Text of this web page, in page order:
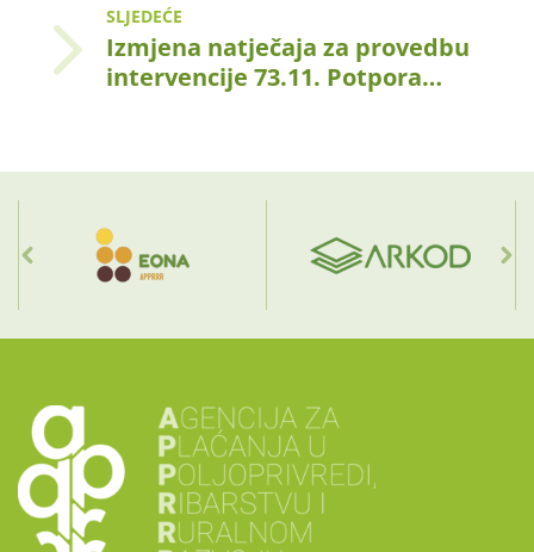
SLJEDEĆE
Izmjena natječaja za provedbu
intervencije 73.11. Potpora…